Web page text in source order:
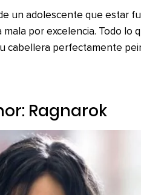
un adolescente que estar
por excelencia. Todo lo
cabellera perfectamente
Ragnarok